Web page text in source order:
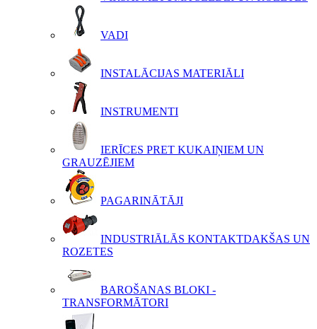
VADI
INSTALĀCIJAS MATERIĀLI
INSTRUMENTI
IERĪCES PRET KUKAIŅIEM UN
GRAUZĒJIEM
PAGARINĀTĀJI
INDUSTRIĀLĀS KONTAKTDAKŠAS UN
ROZETES
BAROŠANAS BLOKI -
TRANSFORMĀTORI